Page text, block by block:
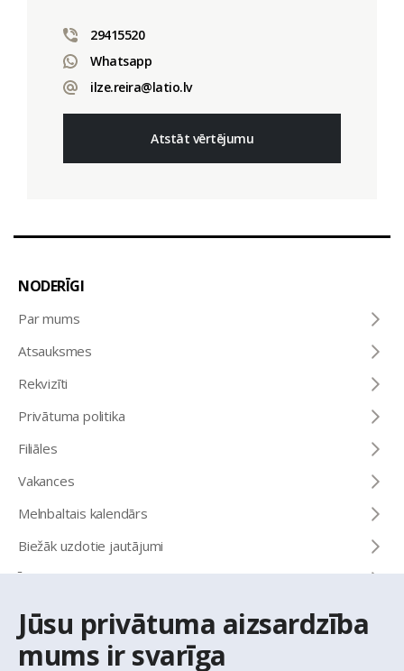
Jūsu privātuma aizsardzība
mums ir svarīga
29415520
Whatsapp
ilze.reira@latio.lv
Atstāt vērtējumu
NODERĪGI
Par mums
Atsauksmes
Rekvizīti
Privātuma politika
Filiāles
Vakances
Melnbaltais kalendārs
Biežāk uzdotie jautājumi
Īrēt vai pirkt
KONTAKTI